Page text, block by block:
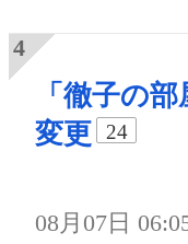
「徹子の
変更
24
08月07日